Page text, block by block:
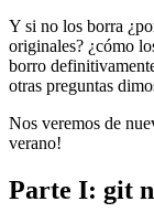
Y si no los borra
originales? ¿cómo
borro
otras preguntas
Nos veremos de
verano!
Parte I: git